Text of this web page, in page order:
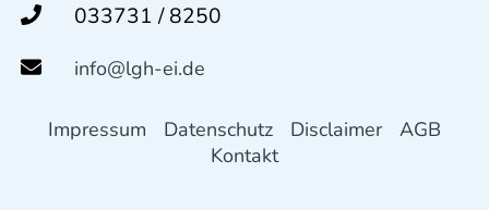
033731 / 8250
info@lgh-ei.de
Impressum Datenschutz Disclaimer
AGB
Kontakt